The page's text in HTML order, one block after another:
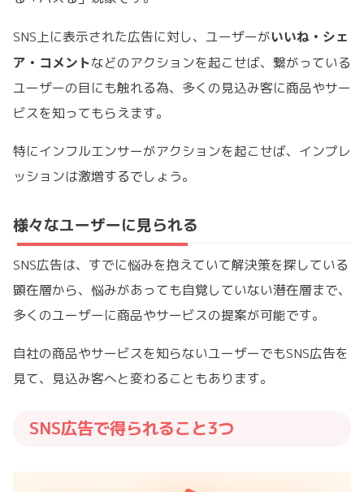
SNS上に表示された広告に対し、ユーザーがいいね・シェ
ア・コメントなどのアクションを起こせば、繋がっている
ユーザーの目にも触れる為、多くの見込み客に商品やサー
ビスを知ってもらえます。
特にインフルエンサーがアクションを起こせば、インプレ
ッションは激増するでしょう。
様々なユーザーに見られる
SNS広告は、すでに悩みを抱えていて解決策を探している
顕在層から、悩みがあっても自覚していない潜在層まで、
多くのユーザーに商品やサービスの提案が可能です。
自社の商品やサービスを知らないユーザーでもSNS広告を
見て、見込み客へと変わることもあります。
SNS広告で得られること3つ